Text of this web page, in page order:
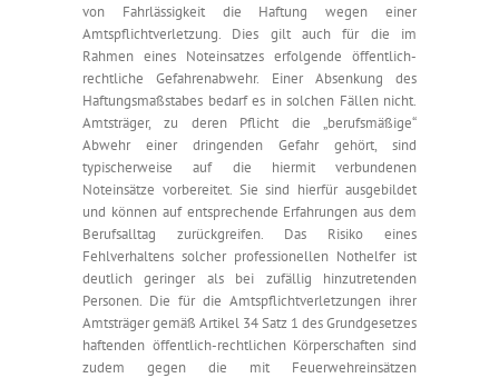
von Fahrlässigkeit die Haftung wegen einer
Amtspflichtverletzung. Dies gilt auch für die im
Rahmen eines Noteinsatzes erfolgende öffentlich-
rechtliche Gefahrenabwehr. Einer Absenkung des
Haftungsmaßstabes bedarf es in solchen Fällen nicht.
Amtsträger, zu deren Pflicht die „berufsmäßige“
Abwehr einer dringenden Gefahr gehört, sind
typischerweise auf die hiermit verbundenen
Noteinsätze vorbereitet. Sie sind hierfür ausgebildet
und können auf entsprechende Erfahrungen aus dem
Berufsalltag zurückgreifen. Das Risiko eines
Fehlverhaltens solcher professionellen Nothelfer ist
deutlich geringer als bei zufällig hinzutretenden
Personen. Die für die Amtspflichtverletzungen ihrer
Amtsträger gemäß Artikel 34 Satz 1 des Grundgesetzes
haftenden öffentlich-rechtlichen Körperschaften sind
zudem gegen die mit Feuerwehreinsätzen